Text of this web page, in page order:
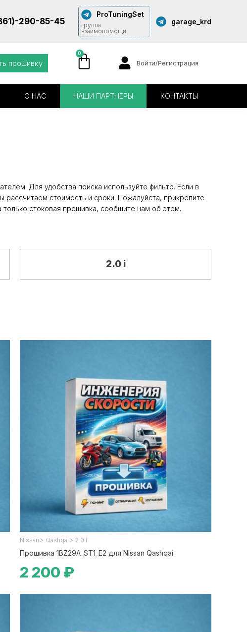
290-85-45
ProTuningSet
группа
взаимопомощи
garage_krd
прошивку
0
Войти/Регистрация
О НАС НАШИ ПАРТНЕРЫ КОНТАКТЫ
Для удобства поиска используйте фильтр. Если в
стоимость и сроки. Пожалуйста, прикрепите
стоковая прошивка, сообщите нам об этом.
2.0 i
Nissan > Qashqai > 2.0 i
Прошивка 1BZ29A_ST1_E2 для Nissan Qashqai
2 200 ₽